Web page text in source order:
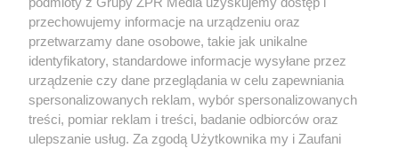
warunki pogodowe
przechowujemy informacje na urządzeniu oraz
przetwarzamy dane osobowe, takie jak unikalne
identyfikatory, standardowe informacje wysyłane przez
urządzenie czy dane przeglądania w celu zapewniania
spersonalizowanych reklam, wybór spersonalizowanych
treści, pomiar reklam i treści, badanie odbiorców oraz
ulepszanie usług. Za zgodą Użytkownika my i Zaufani